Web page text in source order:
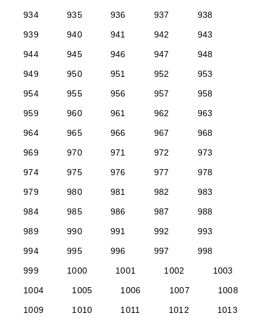
934 935 936 937
938
939
940 941 942
943
944
945 946 947
948
949
950 951 952
953
954
955 956 957
958
959
960 961 962
963
964
965 966 967
968
969
970 971 972
973
974
975 976 977
978
979
980 981 982
983
984
985 986 987
988
989
990 991 992
993
994
995 996 997
998
999
1000 1001 1002
1003
1004
1005 1006 1007
1008
1009
1010 1011 1012
1013